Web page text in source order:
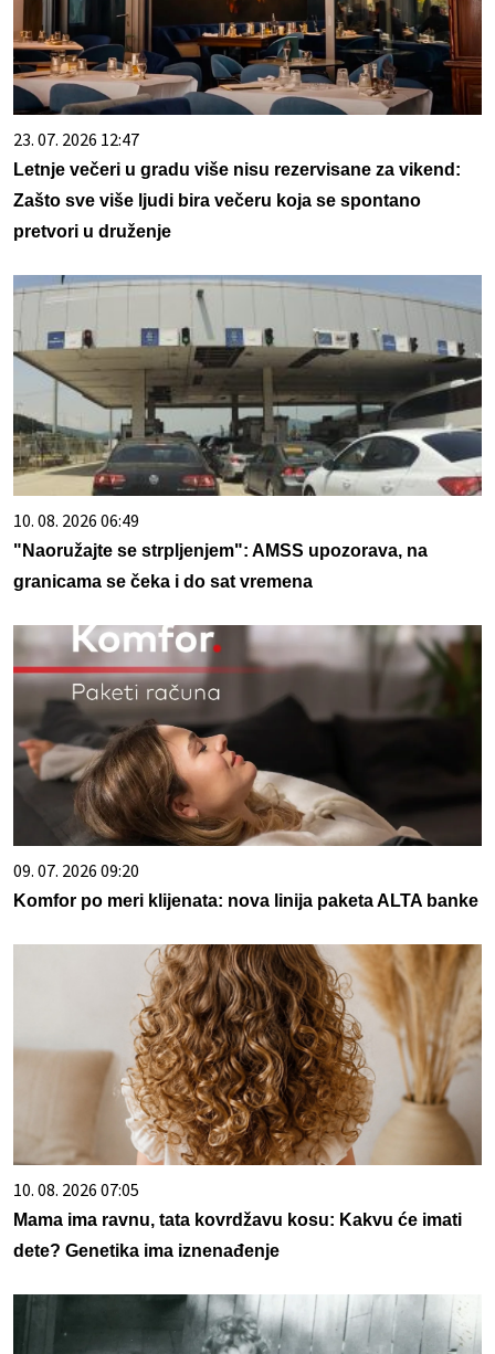
23. 07. 2026 12:47
Letnje večeri u gradu više nisu rezervisane za vikend:
Zašto sve više ljudi bira večeru koja se spontano
pretvori u druženje
10. 08. 2026 06:49
"Naoružajte se strpljenjem": AMSS upozorava, na
granicama se čeka i do sat vremena
09. 07. 2026 09:20
Komfor po meri klijenata: nova linija paketa ALTA banke
10. 08. 2026 07:05
Mama ima ravnu, tata kovrdžavu kosu: Kakvu će imati
dete? Genetika ima iznenađenje